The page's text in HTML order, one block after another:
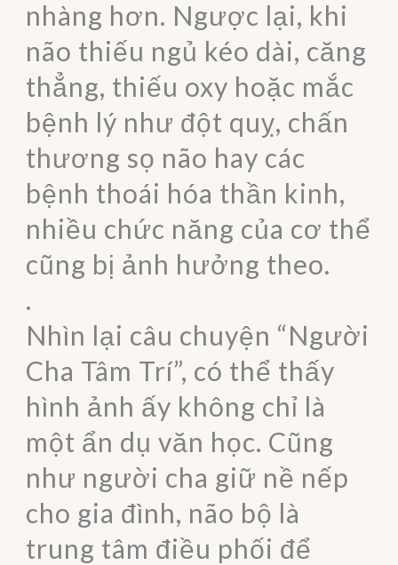
nhàng hơn. Ngược lại, khi
não thiếu ngủ kéo dài, căng
thẳng, thiếu oxy hoặc mắc
bệnh lý như đột quỵ, chấn
thương sọ não hay các
bệnh thoái hóa thần kinh,
nhiều chức năng của cơ thể
cũng bị ảnh hưởng theo.
.
Nhìn lại câu chuyện “Người
Cha Tâm Trí”, có thể thấy
hình ảnh ấy không chỉ là
một ẩn dụ văn học. Cũng
như người cha giữ nề nếp
cho gia đình, não bộ là
trung tâm điều phối để